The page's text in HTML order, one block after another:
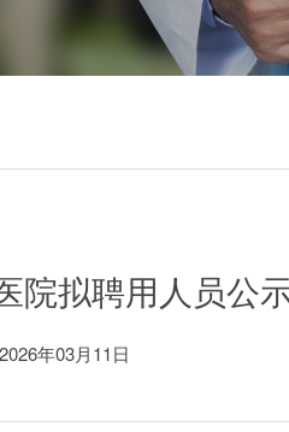
院拟聘用人员公
年03月11日